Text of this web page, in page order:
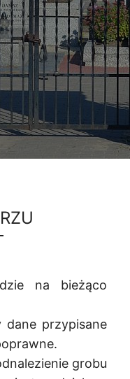
na bieżąco
przypisane
grobu